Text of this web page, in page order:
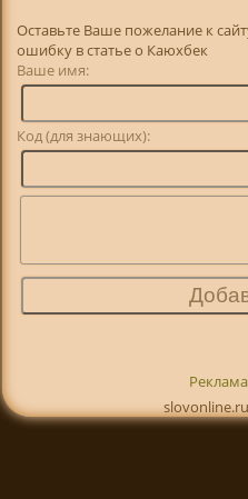
Оставьте Ваше пожелание к
ошибку в статье о Каюхбек
Ваше имя:
Код (для знающих):